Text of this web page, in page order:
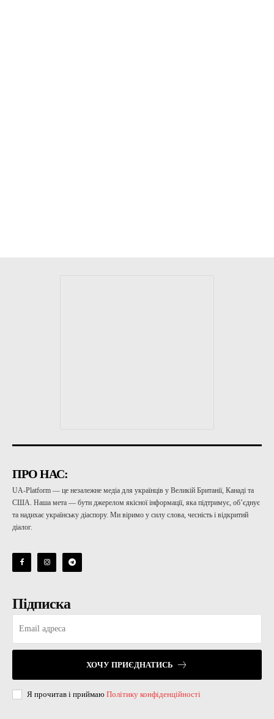
ПРО НАС:
UA-Platform — це незалежне медіа для українців у Великій Британії, Канаді та
США. Наша мета — бути джерелом якісної інформації, яка підтримує, об’єднує
та надихає українську діаспору. Ми віримо у силу слова, чесність і відкритий
діалог.
Підписка
ХОЧУ ПРИЄДНАТИСЬ
Я прочитав і приймаю Політику конфіденційності